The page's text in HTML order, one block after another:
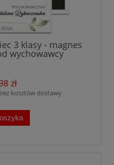
3 klasy - magnes
wychowawcy
zł
kosztów dostawy